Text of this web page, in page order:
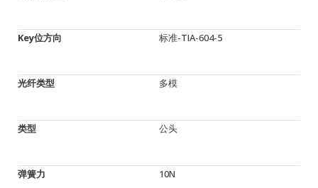
Key位方向 标准-TIA-604-5
光纤类型 多模
类型 公头
弹簧力 10N